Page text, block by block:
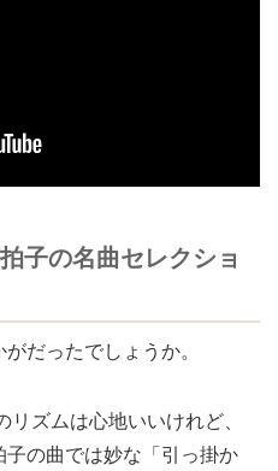
子の名曲セレクショ
だったでしょうか。
ズムは心地いいけれど、
の曲では妙な「引っ掛か